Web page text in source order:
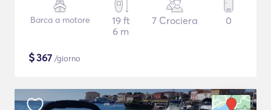
Barca a motore
19 ft
6 m
7 Crociera 0
$367 /giorno